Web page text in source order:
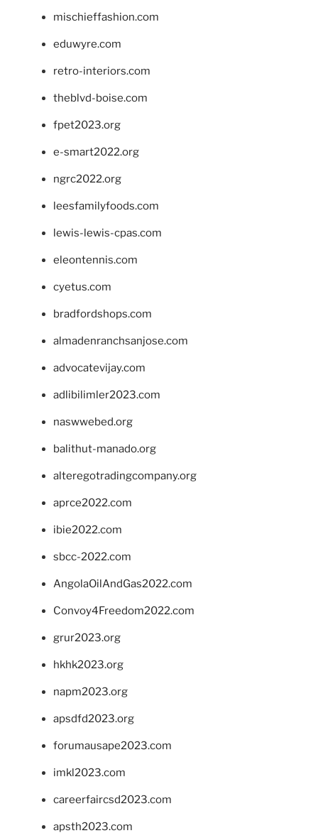
mischieffashion.com
eduwyre.com
retro-interiors.com
theblvd-boise.com
fpet2023.org
e-smart2022.org
ngrc2022.org
leesfamilyfoods.com
lewis-lewis-cpas.com
eleontennis.com
cyetus.com
bradfordshops.com
almadenranchsanjose.com
advocatevijay.com
adlibilimler2023.com
naswwebed.org
balithut-manado.org
alteregotradingcompany.org
aprce2022.com
ibie2022.com
sbcc-2022.com
AngolaOilAndGas2022.com
Convoy4Freedom2022.com
grur2023.org
hkhk2023.org
napm2023.org
apsdfd2023.org
forumausape2023.com
imkl2023.com
careerfaircsd2023.com
apsth2023.com